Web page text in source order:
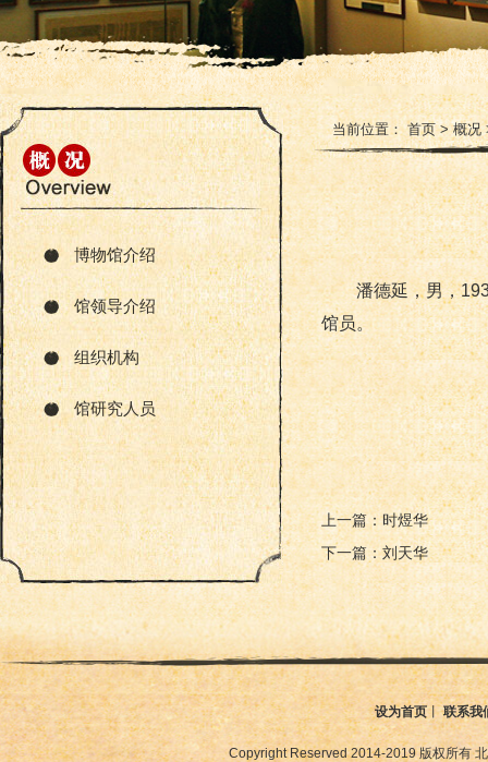
博物馆介绍
馆领导介绍
组织机构
馆研究人员
当前位置：首页>概况
潘德延，男，
馆员。
上一篇：时煜华
下一篇：刘天华
设为首页丨联系我
Copyright Reserved 2014-2019 版权所有